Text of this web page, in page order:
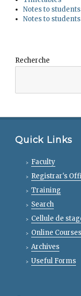
Notes to students
Notes to students
Recherche
Quick Links
Faculty
Registrar's
Training
Search
Cellule de
Online Courses
Archives
Useful Forms